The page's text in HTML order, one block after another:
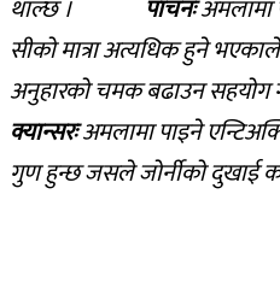
थाल्छ । पाचनः
सीको मात्रा अत्यधिक हुने
अनुहारको चमक बढाउन सहयोग
क्यान्सरःअमलामा पाइने
गुण हुन्छ जसले जोर्नीको दुखाई